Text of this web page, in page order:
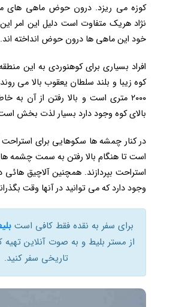
کوزه می ریزد. درون حوض ماهی های
نژاد هریک متفاوت است دلیل این امر
خود این ماهی ها درون حوض انداخته اند.
افراد بسیاری برای کوهنوردی به این
کوه زیبا و بلند سلطان یعقوب بالا می
۲۰۰۰ متری است و بالا رفتن از آن به
بالای کوه وجود دارد بسیار لذت بخش
در کنار چمشه ها سکوهایی برای
است تا هنگام بالا رفتن به سمت چشمه
استراحت بپردازند. همچنین آلاچیق
وجود دارد که می توانید در آنها وقت
برای سفر به نقده فقط کافی است
از مستر بلیط و به صوت آنلاین تهیه
تاریخی سفر کنید.